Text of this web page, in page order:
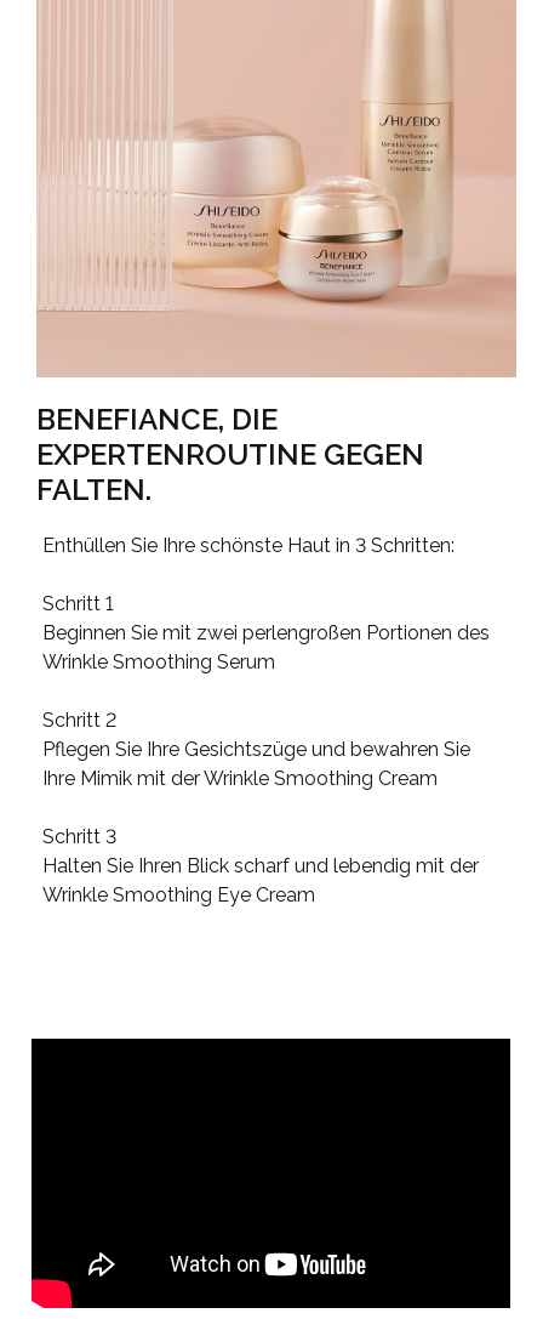
BENEFIANCE, DIE
EXPERTENROUTINE GEGEN
FALTEN.
Enthüllen Sie Ihre schönste Haut in 3 Schritten:
Schritt 1
Beginnen Sie mit zwei perlengroßen Portionen des
Wrinkle Smoothing Serum
Schritt 2
Pflegen Sie Ihre Gesichtszüge und bewahren Sie
Ihre Mimik mit der Wrinkle Smoothing Cream
Schritt 3
Halten Sie Ihren Blick scharf und lebendig mit der
Wrinkle Smoothing Eye Cream